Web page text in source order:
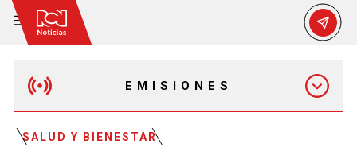
EMISIONES
MAÑANA EXPRESS
SALUD Y BIENESTAR